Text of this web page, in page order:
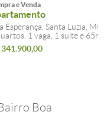
e Venda
Esperança, Santa Luzia, MG
1 vaga, 1 suite e 65m2
341.900,00
Boa